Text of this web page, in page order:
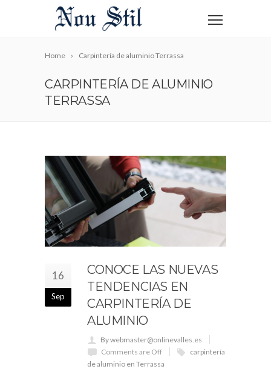
Home Carpintería de aluminio Terrassa
CARPINTERÍA DE ALUMINIO
TERRASSA
16
Sep
CONOCE LAS NUEVAS
TENDENCIAS EN
CARPINTERÍA DE
ALUMINIO
By webmaster@onlinevalles.es
Comments are Off
carpintería
de aluminio en Terrassa